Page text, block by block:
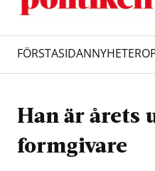
FÖRSTASIDANNYHETER
Han är årets
formgivare